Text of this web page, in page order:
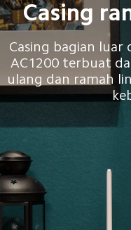
Casing
Casing bagian luar
AC1200 terbuat
ulang dan ramah